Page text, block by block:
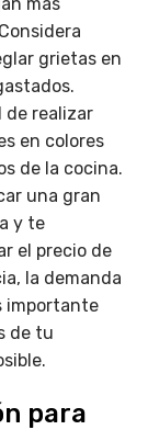
grietas en
de realizar
en colores
de la cocina.
una gran
y te
el precio de
la demanda
importante
de tu
para